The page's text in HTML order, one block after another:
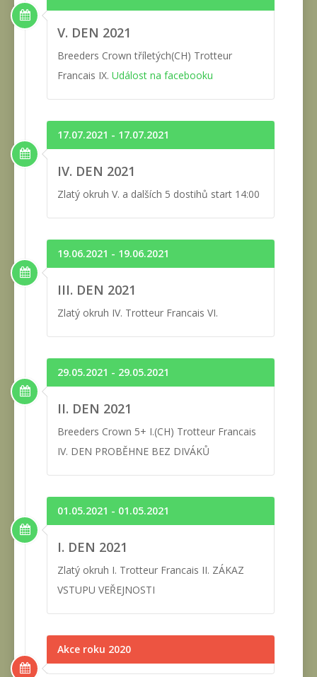
V. DEN 2021
Breeders Crown tříletých(CH) Trotteur
Francais IX. Událost na facebooku
17.07.2021 - 17.07.2021
IV. DEN 2021
Zlatý okruh V. a dalších 5 dostihů start 14:00
19.06.2021 - 19.06.2021
III. DEN 2021
Zlatý okruh IV. Trotteur Francais VI.
29.05.2021 - 29.05.2021
II. DEN 2021
Breeders Crown 5+ I.(CH) Trotteur Francais
IV. DEN PROBĚHNE BEZ DIVÁKŮ
01.05.2021 - 01.05.2021
I. DEN 2021
Zlatý okruh I. Trotteur Francais II. ZÁKAZ
VSTUPU VEŘEJNOSTI
Akce roku 2020